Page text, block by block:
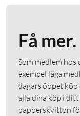
Få
Som medlem
exempel låga
dagars öppet köp
alla dina köp i
papperskvitton